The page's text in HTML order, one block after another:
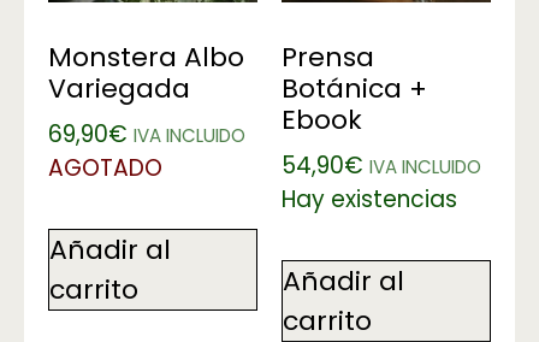
Monstera Albo
Variegada
69,90€ IVA INCLUIDO
AGOTADO
Añadir al
carrito
Prensa
Botánica +
Ebook
54,90€ IVA INCLUIDO
Hay existencias
Añadir al
carrito